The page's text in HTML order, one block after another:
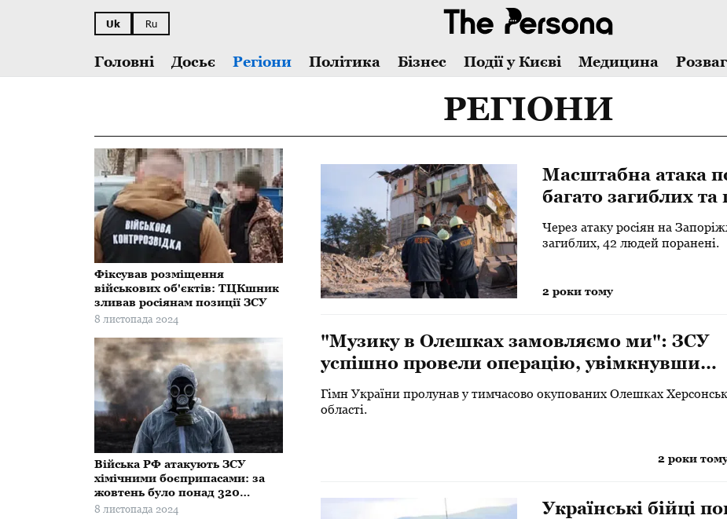
Головні Досьє Регіони Політика Бізнес Події у Києві Медицина
Uk Ru
РЕГІОНИ
Масштабна атака
багато загиблих
трагічної ночі
Через атаку росіян на
загиблих, 42 людей поранені.
2 роки тому
​"Музику в Олешках замовляємо ми": ЗСУ
успішно провели операцію, увімкнувши
Гімн України в тимчасово окупованому
місті
Гімн України пролунав у тимчасово окупованих Олешках
області.
2 роки
Українські бійці
Фіксував розміщення
військових об'єктів: ТЦКшник
зливав росіянам позиції ЗСУ
8 листопада 2024
​Війська РФ атакують ЗСУ
хімічними боєприпасами: за
жовтень було понад 320
випадків
8 листопада 2024